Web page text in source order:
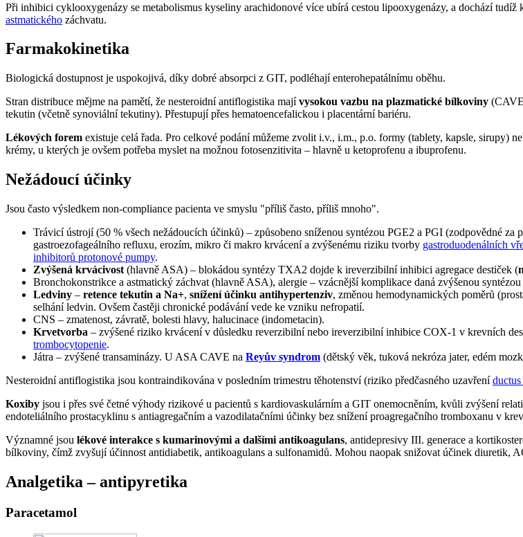
Při inhibici cyklooxygenázy se metabolismus kyseliny arachidonové více ubírá cestou lipooxygenázy, a dochází tudíž
astmatického záchvatu.
Farmakokinetika
Biologická dostupnost je uspokojivá, díky dobré absorpci z GIT, podléhají enterohepatálnímu oběhu.
Stran distribuce mějme na pamětí, že nesteroidní antiflogistika majívysokou vazbu na plazmatické bílkoviny
tekutin (včetně synoviální tekutiny). Přestupují přes hematoencefalickou i placentární bariéru.
Lékových forem existuje celá řada. Pro celkové podání můžeme zvolit i.v., i.m., p.o. formy (tablety, kapsle, sirupy)
krémy, u kterých je ovšem potřeba myslet na možnou fotosenzitivita – hlavně u ketoprofenu a ibuprofenu.
Nežádoucí účinky
Jsou často výsledkem non-compliance pacienta ve smyslu "příliš často, příliš mnoho".
Trávicí ústrojí (50 % všech nežádoucích účinků) – způsobeno sníženou syntézou PGE2 a PGI (zodpovědné
gastroezofageálního refluxu, erozím, mikro či makro krvácení a zvýšenému riziku tvorby gastroduodenálních
inhibitorů protonové pumpy.
Zvýšená krvácivost (hlavně ASA) – blokádou syntézy TXA2 dojde k ireverzibilní inhibici agregace destiček (
Bronchokonstrikce a astmatický záchvat (hlavně ASA), alergie – vzácnější komplikace daná zvýšenou
Ledviny – retence tekutin a Na+, snížení účinku antihypertenziv, změnou hemodynamických poměrů
selhání ledvin. Ovšem častěji chronické podávání vede ke vzniku nefropatií.
CNS – zmatenost, závratě, bolesti hlavy, halucinace (indometacin).
Krvetvorba – zvýšené riziko krvácení v důsledku reverzibilní nebo ireverzibilní inhibice COX-1 v krevních
trombocytopenie.
Játra – zvýšené transaminázy. U ASA CAVE na Reyův syndrom (dětský věk, tuková nekróza jater, edém
Nesteroidní antiflogistika jsou kontraindikována v posledním trimestru těhotenství (riziko předčasného uzavření
Koxiby jsou i přes své četné výhody rizikové u pacientů s kardiovaskulárním a GIT onemocněním, kvůli zvýšení
endoteliálního prostacyklinu s antiagregačním a vazodilatačními účinky bez snížení proagregačního tromboxanu v
Významné jsou lékové interakce s kumarinovými a dalšími antikoagulans, antidepresivy III. generace a
bílkoviny, čímž zvyšují účinnost antidiabetik, antikoagulans a sulfonamidů. Mohou naopak snižovat účinek diuretik,
Analgetika – antipyretika
Paracetamol